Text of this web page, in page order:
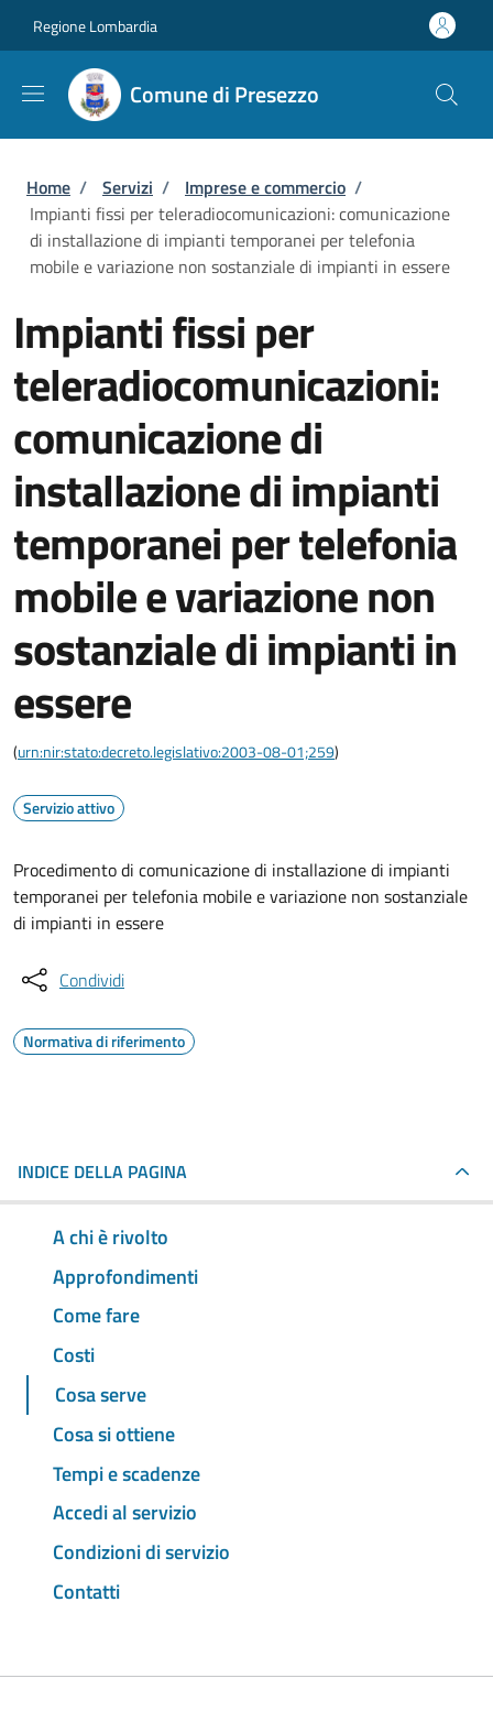
Regione Lombardia
Comune di Presezzo
Briciole di pane
Home / Servizi / Imprese e commercio /
Impianti fissi per teleradiocomunicazioni: comunicazione
di installazione di impianti temporanei per telefonia
mobile e variazione non sostanziale di impianti in essere
Impianti fissi per
teleradiocomunicazioni:
comunicazione di
installazione di impianti
temporanei per telefonia
mobile e variazione non
sostanziale di impianti in
essere
(urn:nir:stato:decreto.legislativo:2003-08-01;259)
Servizio attivo
Procedimento di comunicazione di installazione di impianti
temporanei per telefonia mobile e variazione non sostanziale
di impianti in essere
Condividi
Normativa di riferimento
INDICE DELLA PAGINA
A chi è rivolto
Approfondimenti
Come fare
Costi
Cosa serve
Cosa si ottiene
Tempi e scadenze
Accedi al servizio
Condizioni di servizio
Contatti